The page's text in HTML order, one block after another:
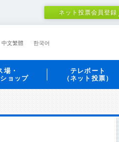
ネット投票会員登録
中文繁體 한국어
場・
ョップ
テレボート
（ネット投票）